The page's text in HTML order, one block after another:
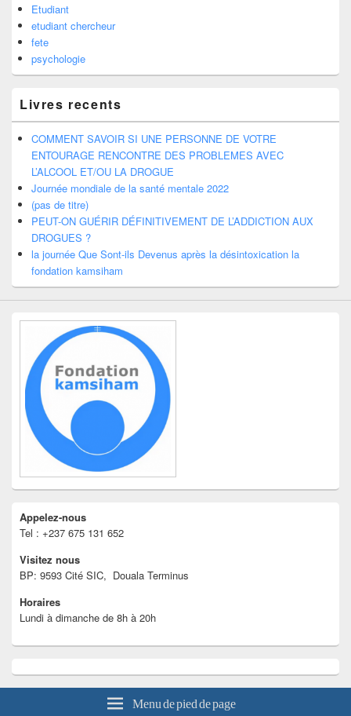
Etudiant
etudiant chercheur
fete
psychologie
Livres recents
COMMENT SAVOIR SI UNE PERSONNE DE VOTRE
ENTOURAGE RENCONTRE DES PROBLEMES AVEC
L’ALCOOL ET/OU LA DROGUE
Journée mondiale de la santé mentale 2022
(pas de titre)
PEUT-ON GUÉRIR DÉFINITIVEMENT DE L’ADDICTION AUX
DROGUES ?
la journée Que Sont-ils Devenus après la désintoxication la
fondation kamsiham
Appelez-nous
Tel : +237 675 131 652
Visitez nous
BP: 9593 Cité SIC, Douala Terminus
Horaires
Lundi à dimanche de 8h à 20h
Menu de pied de page